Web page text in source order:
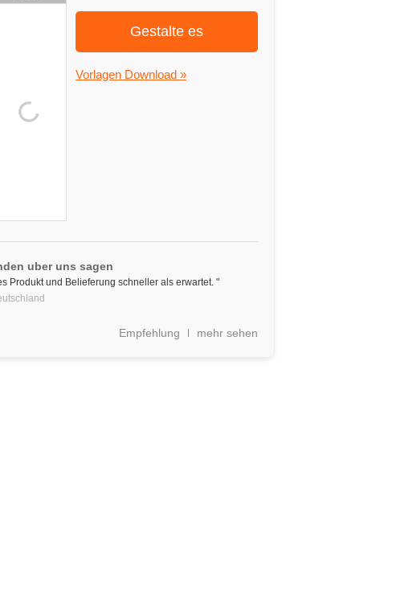
Gestalte es
Vorlagen Download »
uber uns sagen
Produkt und Belieferung schneller als erwartet. "
Empfehlung mehr sehen